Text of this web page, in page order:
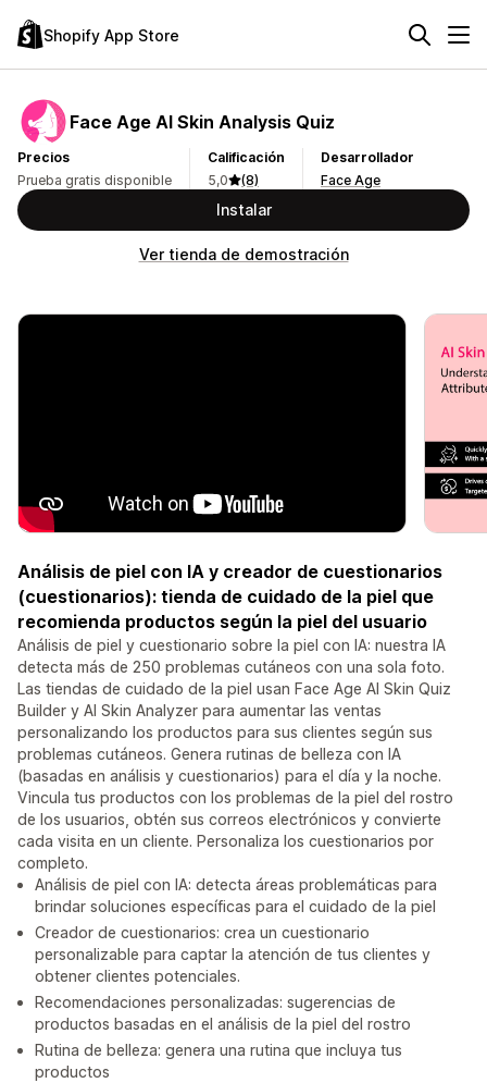
Shopify App Store
Face Age AI Skin Analysis Quiz
Precios
Prueba gratis disponible
Calificación
5,0
(8)
Desarrollador
Face Age
Instalar
Ver tienda de demostración
Análisis de piel con IA y creador de cuestionarios
(cuestionarios): tienda de cuidado de la piel que
recomienda productos según la piel del usuario
Análisis de piel y cuestionario sobre la piel con IA: nuestra IA
detecta más de 250 problemas cutáneos con una sola foto.
Las tiendas de cuidado de la piel usan Face Age AI Skin Quiz
Builder y AI Skin Analyzer para aumentar las ventas
personalizando los productos para sus clientes según sus
problemas cutáneos. Genera rutinas de belleza con IA
(basadas en análisis y cuestionarios) para el día y la noche.
Vincula tus productos con los problemas de la piel del rostro
de los usuarios, obtén sus correos electrónicos y convierte
cada visita en un cliente. Personaliza los cuestionarios por
completo.
Análisis de piel con IA: detecta áreas problemáticas para
brindar soluciones específicas para el cuidado de la piel
Creador de cuestionarios: crea un cuestionario
personalizable para captar la atención de tus clientes y
obtener clientes potenciales.
Recomendaciones personalizadas: sugerencias de
productos basadas en el análisis de la piel del rostro
Rutina de belleza: genera una rutina que incluya tus
productos